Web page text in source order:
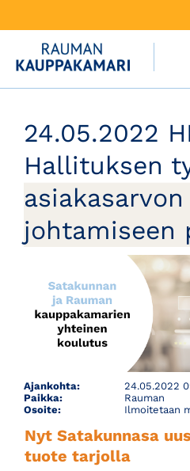
24.05.2022
Hallituksen
asiakasarvon
johtamiseen
Ajankohta:
24.05.2022
Paikka:
Rauman
Osoite:
Ilmoitetaan
Nyt Satakunnasa
tuote tarjolla